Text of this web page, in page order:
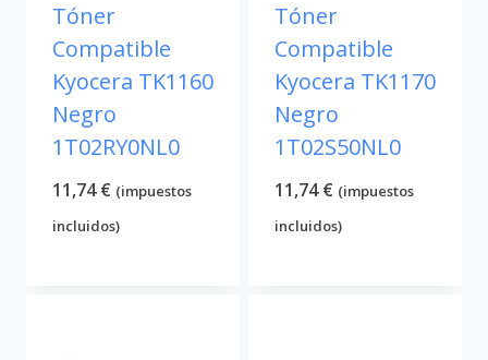
Tóner
Compatible
Kyocera TK1160
Negro
1T02RY0NL0
11,74€ (impuestos
incluidos)
Tóner
Compatible
Kyocera TK1170
Negro
1T02S50NL0
11,74€ (impuestos
incluidos)